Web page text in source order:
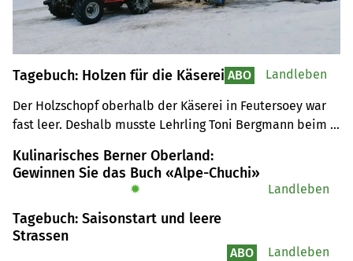
Tagebuch: Holzen für die Käserei
Der Holzschopf oberhalb der Käserei in Feutersoey war
fast leer. Deshalb musste Lehrling Toni Bergmann beim
mit Verspätung beginnen.
ABO Landleben
Kulinarisches Berner Oberland:
Gewinnen Sie das Buch «Alpe-Chuchi»
✹ Landleben
Tagebuch: Saisonstart und leere
Strassen
ABO Landleben